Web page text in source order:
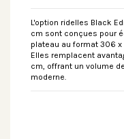
L'option ridelles Black
cm sont conçues pour
plateau au format 306 x
Elles remplacent
cm, offrant un volume
moderne.